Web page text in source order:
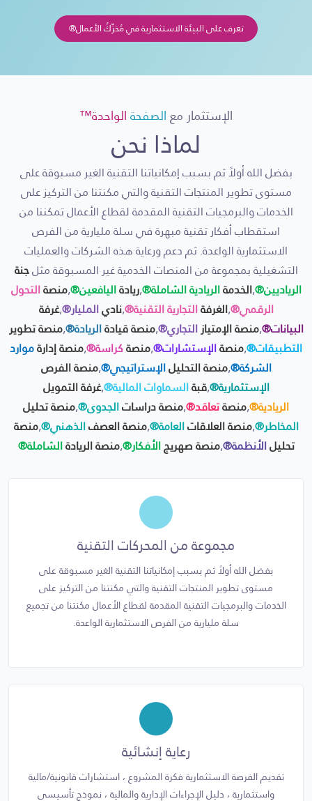
تعرف على البيئة الاستثمارية في مُحَرِّكُ الأعمال®
الإستثمار معالصفحةالواحدة™
لماذا نحن
بفضل الله أولاً ثم بسبب إمكانياتنا التقنية الغير مسبوقة على
مستوى تطوير المنتجات التقنية والتي مكنتنا من التركيز على
الخدمات والبرمجيات التقنية المقدمة لقطاع الأعمال تمكننا من
استقطاب أفكار تقنية مبهرة في سلة مليارية من الفرص
الاستثمارية الواعدة. ثم دعم ورعاية هذه الشركات والعمليات
التشغيلية بمجموعة من المنصات الخدمية غير المسبوقة مثلجنة
الرياديين®,الخدمةالريادية الشاملة®,ريادةاليافعين®,منصةالتحول
الرقمي®,الغرفةالتجارية التقنية®,ناديالمليار®,غرفة
البيانات®,منصة الإمتيازالتجاري®,منصة قيادةالريادة®,منصة تطوير
التطبيقات®,منصةالإستشارات®,منصةكراسة®,منصة إدارةموارد
الشركة®,منصة التحليلالإستراتيجي®,منصة الفرص
الإستثمارية®,قبةالسماوات المالية®,غرفة التمويل
الريادية®,منصةتعاقد®,منصة دراساتالجدوى®,منصة تحليل
المخاطر®,منصة العلاقاتالعامة®,منصة العصفالذهني®,منصة
تحليلالأنظمة®,منصة صهريجالأفكار®,منصة الريادةالشاملة®
مجموعة من المحركات التقنية
بفضل الله أولاً ثم بسبب إمكانياتنا التقنية الغير مسبوقة على
مستوى تطوير المنتجات التقنية والتي مكنتنا من التركيز على
الخدمات والبرمجيات التقنية المقدمة لقطاع الأعمال مكنتنا من تجميع
سلة مليارية من الفرص الاستثمارية الواعدة.
رعاية إنشائية
تقديم الفرصة الاستثمارية فكرة المشروع ، استشارات قانونية/مالية
واستثمارية ، دليل الإجراءات الإدارية والمالية ، نموذج تأسيسي